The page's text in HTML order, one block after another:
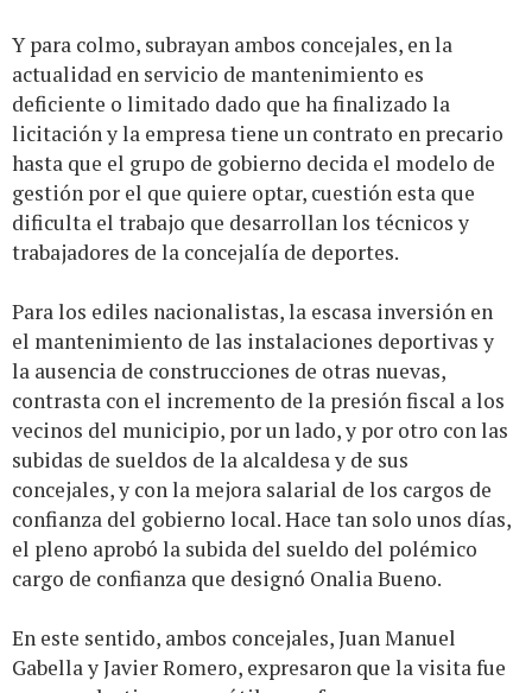
Y para colmo, subrayan ambos concejales, en la
actualidad en servicio de mantenimiento es
deficiente o limitado dado que ha finalizado la
licitación y la empresa tiene un contrato en precario
hasta que el grupo de gobierno decida el modelo de
gestión por el que quiere optar, cuestión esta que
dificulta el trabajo que desarrollan los técnicos y
trabajadores de la concejalía de deportes.
Para los ediles nacionalistas, la escasa inversión en
el mantenimiento de las instalaciones deportivas y
la ausencia de construcciones de otras nuevas,
contrasta con el incremento de la presión fiscal a los
vecinos del municipio, por un lado, y por otro con las
subidas de sueldos de la alcaldesa y de sus
concejales, y con la mejora salarial de los cargos de
confianza del gobierno local. Hace tan solo unos días,
el pleno aprobó la subida del sueldo del polémico
cargo de confianza que designó Onalia Bueno.
En este sentido, ambos concejales, Juan Manuel
Gabella y Javier Romero, expresaron que la visita fue